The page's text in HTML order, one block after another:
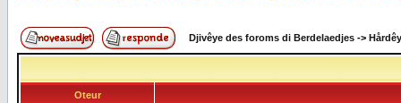
Djivêye des foroms di Berdelaedjes ->
Oteur